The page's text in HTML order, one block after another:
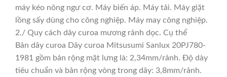
máy kéo nông ngư cơ. Máy biến áp. Máy tải. Máy giặt
lồng sấy dùng cho công nghiệp. Máy may công nghiệp.
2./ Quy cách dây curoa mương rảnh dọc. Cụ thể
Bản dây curoa Dây curoa Mitsusumi Sanlux 20PJ780-
1981 gồm bản rộng mặt lưng là: 2,34mm/rảnh. Độ dày
tiêu chuẩn và bản rộng vòng trong dây: 3,8mm/rảnh.